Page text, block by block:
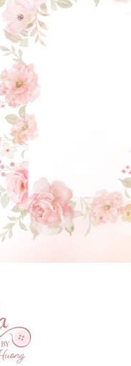
!
1 cuộc hẹn nà)